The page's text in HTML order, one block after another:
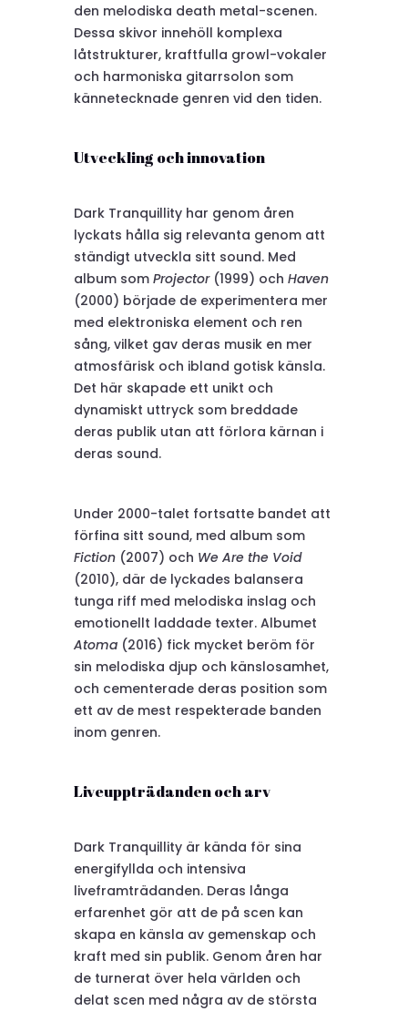
den melodiska death metal-scenen.
Dessa skivor innehöll komplexa
låtstrukturer, kraftfulla growl-vokaler
och harmoniska gitarrsolon som
kännetecknade genren vid den tiden.
Utveckling och innovation
Dark Tranquillity har genom åren
lyckats hålla sig relevanta genom att
ständigt utveckla sitt sound. Med
album som Projector(1999) och Haven
(2000) började de experimentera mer
med elektroniska element och ren
sång, vilket gav deras musik en mer
atmosfärisk och ibland gotisk känsla.
Det här skapade ett unikt och
dynamiskt uttryck som breddade
deras publik utan att förlora kärnan i
deras sound.
Under 2000-talet fortsatte bandet att
förfina sitt sound, med album som
Fiction(2007) och We Are the Void
(2010), där de lyckades balansera
tunga riff med melodiska inslag och
emotionellt laddade texter. Albumet
Atoma(2016) fick mycket beröm för
sin melodiska djup och känslosamhet,
och cementerade deras position som
ett av de mest respekterade banden
inom genren.
Liveuppträdanden och arv
Dark Tranquillity är kända för sina
energifyllda och intensiva
liveframträdanden. Deras långa
erfarenhet gör att de på scen kan
skapa en känsla av gemenskap och
kraft med sin publik. Genom åren har
de turnerat över hela världen och
delat scen med några av de största